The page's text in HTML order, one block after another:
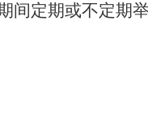
间定期或不定期